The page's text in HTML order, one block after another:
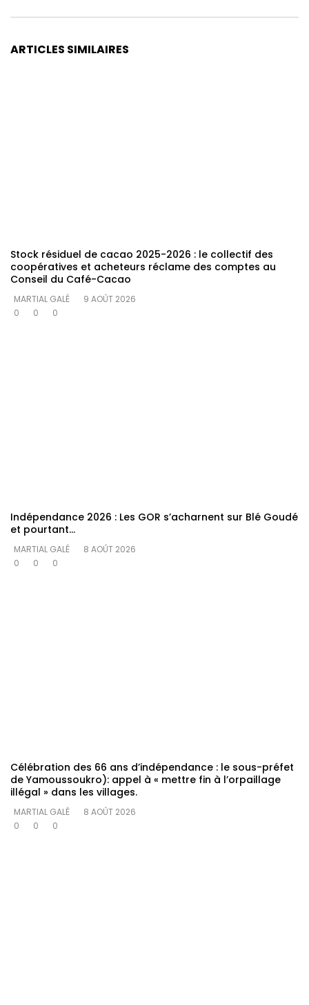
ARTICLES SIMILAIRES
Stock résiduel de cacao 2025-2026 : le collectif des
coopératives et acheteurs réclame des comptes au
Conseil du Café-Cacao
MARTIAL GALÉ
9 AOÛT 2026
0
0 0
Indépendance 2026 : Les GOR s’acharnent sur Blé Goudé
et pourtant…
MARTIAL GALÉ
8 AOÛT 2026
0
0 0
Célébration des 66 ans d’indépendance : le sous-préfet
de Yamoussoukro): appel à « mettre fin à l’orpaillage
illégal » dans les villages.
MARTIAL GALÉ
8 AOÛT 2026
0
0 0